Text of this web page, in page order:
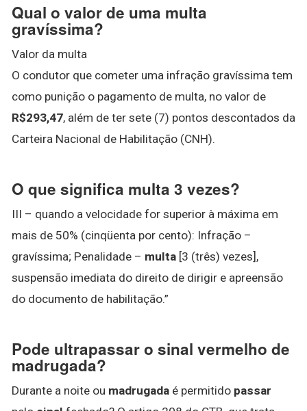
Qual o valor de uma multa
gravíssima?
Valor da multa
O condutor que cometer uma infração gravíssima tem
como punição o pagamento de multa, no valor de
R$293,47, além de ter sete (7) pontos descontados da
Carteira Nacional de Habilitação (CNH).
O que significa multa 3 vezes?
III – quando a velocidade for superior à máxima em
mais de 50% (cinqüenta por cento): Infração –
gravíssima; Penalidade – multa [3 (três) vezes],
suspensão imediata do direito de dirigir e apreensão
do documento de habilitação.”
Pode ultrapassar o sinal vermelho de
madrugada?
Durante a noite ou madrugada é permitido passar